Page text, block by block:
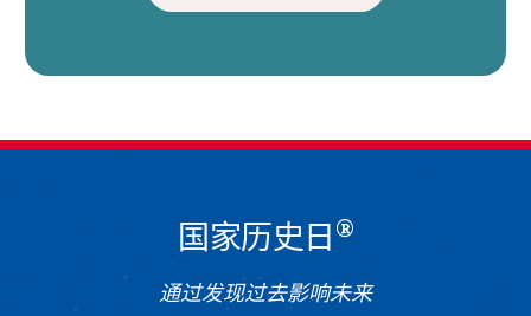
国家历史日 ®
通过发现过去影响未来